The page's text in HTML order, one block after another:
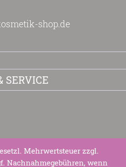
shop.de
SERVICE
Mehrwertsteuer zzgl.
Nachnahmegebühren, wenn